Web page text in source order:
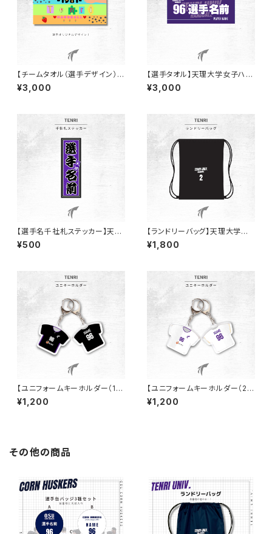
【チームタオル（選手デザイン）】
天理大学女子ハンド部
¥3,000
【選手タオル】天理大学女子ハン
ド部
¥3,000
【選手名千社札ステッカー】天理
大学女子ハンド部
¥500
【ランドリーバッグ】天理大学女
子ハンド部
¥1,800
【ユニフォームキーホルダー（1s
t）】天理大学女子ハンド部
¥1,200
【ユニフォームキーホルダー（2n
d）】天理大学女子ハンド部
¥1,200
その他の商品